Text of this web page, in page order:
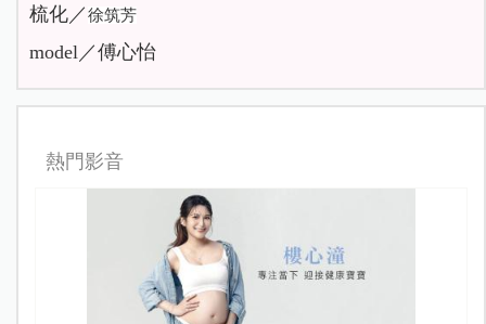
梳化／徐筑芳
model／傅心怡
熱門影音